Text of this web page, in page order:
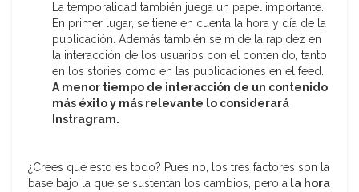
La temporalidad también juega un papel importante.
En primer lugar, se tiene en cuenta la hora y día de la
publicación. Además también se mide la rapidez en
la interacción de los usuarios con el contenido, tanto
en los stories como en las publicaciones en el feed.
A menor tiempo de interacción de un contenido
más éxito y más relevante lo considerará
Instragram.
¿Crees que esto es todo? Pues no, los tres factores son la
base bajo la que se sustentan los cambios, pero a la hora